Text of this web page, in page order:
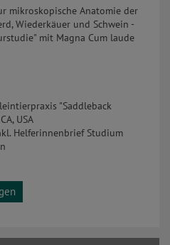
mikroskopische Anatomie der
Wiederkäuer und Schwein -
mit Magna Cum laude
"Saddleback
USA
Helferinnenbrief Studium